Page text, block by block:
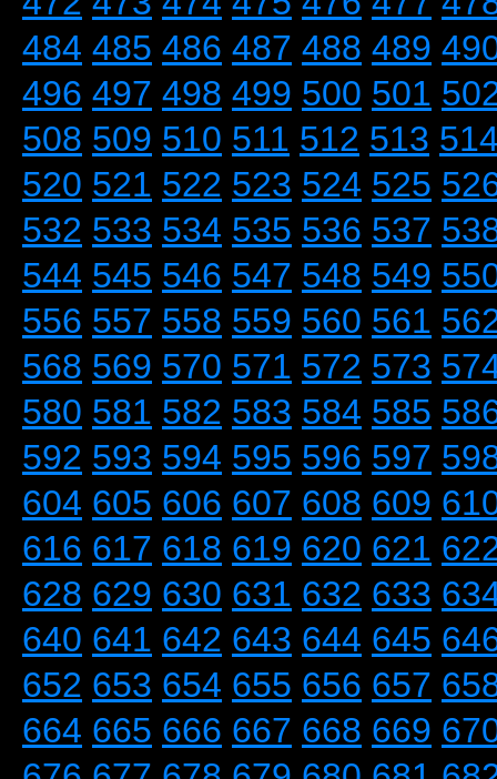
484 485 486 487 488 489
496 497 498 499 500 501
508 509 510 511 512 513
520 521 522 523 524 525
532 533 534 535 536 537
544 545 546 547 548 549
556 557 558 559 560 561
568 569 570 571 572 573
580 581 582 583 584 585
592 593 594 595 596 597
604 605 606 607 608 609
616 617 618 619 620 621
628 629 630 631 632 633
640 641 642 643 644 645
652 653 654 655 656 657
664 665 666 667 668 669